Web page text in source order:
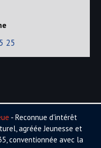
25
- Reconnue d'intérêt
agréée Jeunesse et
conventionnée avec la